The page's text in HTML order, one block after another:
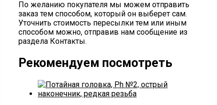
По желанию покупателя мы можем отправить
заказ тем способом, который он выберет сам.
Уточнить стоимость пересылки тем или иным
способом можно, отправив нам сообщение из
раздела Контакты.
Рекомендуем посмотреть